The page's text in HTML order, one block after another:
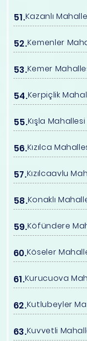
Kazanlı
Kemenler
Kemer
Kerpiçlik
Kışla
Kızılca
Kızılcaavlu
Konaklı
Köfündere
Köseler
Kurucuova
Kutlubeyler
Kuvvetli